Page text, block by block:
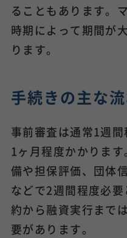
ることもあります。
時期によって期間が
ります。
手続きの主な
事前審査は通常1週
1ヶ月程度かかりま
備や担保評価、団体
などで2週間程度必
約から融資実行まで
要があります。